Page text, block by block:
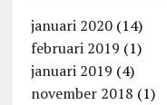
januari 2020(14)
februari 2019 (1)
januari 2019 (4)
november 2018 (1)